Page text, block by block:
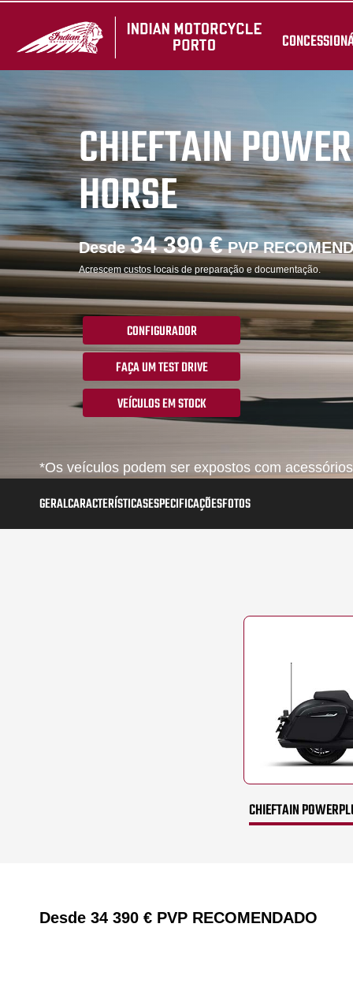
CHIEFTAIN
HORSE
Desde34 390 €PVP
Acrescem custos locais de preparação e documentação.
CONFIGURADOR
FAÇA UM TEST DRIVE
VEÍCULOS EM STOCK
*Os veículos podem ser expostos com
GERALCARACTERÍSTICASESPECIFICAÇÕESFOTOS
CHIEFTAIN
Desde 34 390 € PVP RECOMENDADO